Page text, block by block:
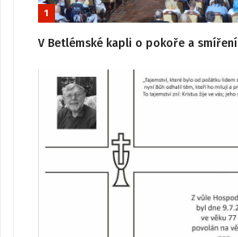
1
V Betlémské kapli o pokoře a smíření